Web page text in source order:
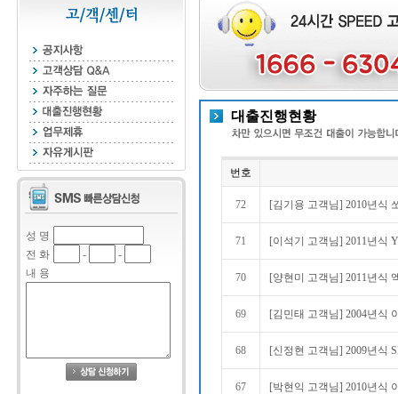
성 명
전 화
-
-
내 용
대출진행현황
번호
72 [김기용 고객님] 2010년식
71 [이석기 고객님] 2011년식
70 [양현미 고객님] 2011년식
69 [김민태 고객님] 2004년식
68 [신정현 고객님] 2009년식
67 [박현익 고객님] 2010년식